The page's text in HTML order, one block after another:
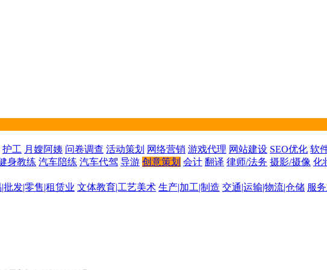
护工 月嫂阿姨 问卷调查 活动策划 网络营销 游戏代理 网站建设 SEO优化 软
身教练 汽车陪练 汽车代驾 导游 创意策划 会计 翻译 律师/法务 摄影/摄像 化
批发|零售|租赁业 文体教育|工艺美术 生产|加工|制造 交通|运输|物流|仓储 服